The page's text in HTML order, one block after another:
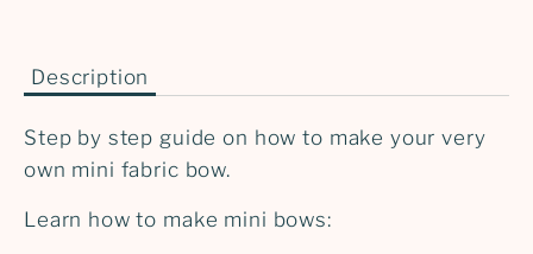
Description
Step by step guide on how to make your very
own mini fabric bow.
Learn how to make mini bows: